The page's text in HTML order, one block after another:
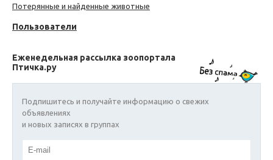
Потерянные и найденные животные
Пользователи
Еженедельная рассылка зоопортала
Птичка.ру
Подпишитесь и получайте информацию о свежих
объявлениях
и новых записях в группах